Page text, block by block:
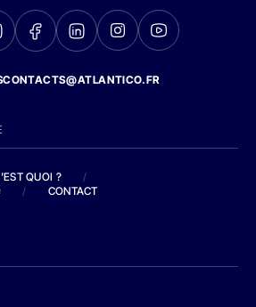
QUOI ?
/
/ CONTACT